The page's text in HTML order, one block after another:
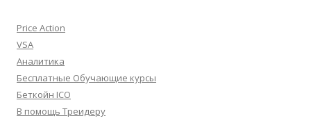
Price Action
VSA
Аналитика
Бесплатные Обучающие курсы
Беткойн ICO
В помощь Треидеру